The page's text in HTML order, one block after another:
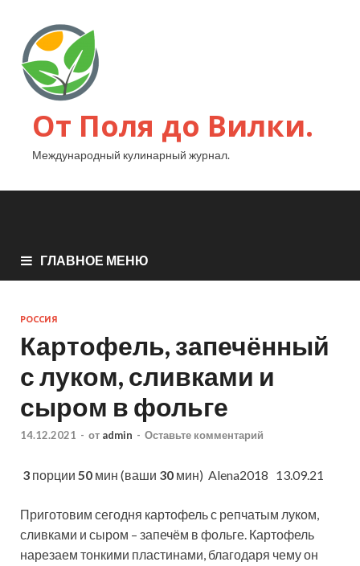
От Поля до Вилки.
Международный кулинарный журнал.
ГЛАВНОЕ МЕНЮ
РОССИЯ
Картофель, запечённый
с луком, сливками и
сыром в фольге
14.12.2021 - от admin - Оставьте комментарий
3 порции 50 мин (ваши 30 мин) Alena2018 13.09.21
Приготовим сегодня картофель с репчатым луком,
сливками и сыром – запечём в фольге. Картофель
нарезаем тонкими пластинами, благодаря чему он